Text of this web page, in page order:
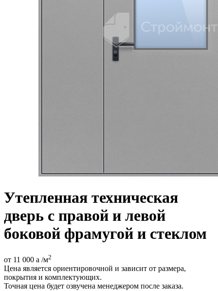
Утепленная техническая
дверь с правой и левой
боковой фрамугой и стеклом
от 11 000 a /м2
Цена является ориентировочной и зависит от размера,
покрытия и комплектующих.
Точная цена будет озвучена менеджером после заказа.